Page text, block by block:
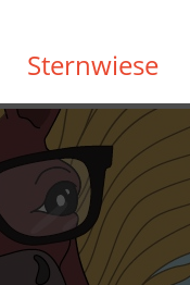
Sternwiese